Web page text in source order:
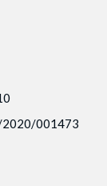
2020/001473